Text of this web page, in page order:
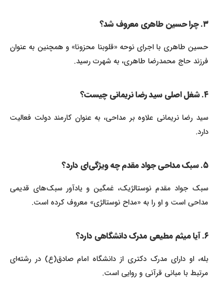
حسین طاهری با اجرای نوحه «قلوبنا محزونا» و همچنین به عنوان
فرزند حاج محمدرضا طاهری، به شهرت رسید.
سید رضا نریمانی علاوه بر مداحی، به عنوان کارمند دولت فعالیت
دارد.
سبک جواد مقدم نوستالژیک، غمگین و یادآور سبک‌های قدیمی
مداحی است و او را به «مداح نوستالژی» معروف کرده است.
بله، او دارای مدرک دکتری از دانشگاه امام صادق(ع) در رشته‌ای
مرتبط با مبانی قرآنی و روایی است.